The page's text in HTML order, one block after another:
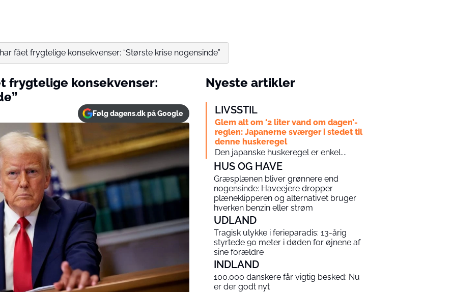
fået frygtelige konsekvenser: “Største krise nogensinde”
frygtelige konsekvenser:
Følg dagens.dk på Google
Nyeste artikler
LIVSSTIL
Glem alt om ‘2 liter vand om dagen’-
reglen: Japanerne sværger i stedet til
denne huskeregel
Den japanske huskeregel er enkel....
HUS OG HAVE
Græsplænen bliver grønnere end
nogensinde: Haveejere dropper
plæneklipperen og alternativet bruger
hverken benzin eller strøm
UDLAND
Tragisk ulykke i ferieparadis: 13-årig
styrtede 90 meter i døden for øjnene af
sine forældre
INDLAND
100.000 danskere får vigtig besked: Nu
er der godt nyt